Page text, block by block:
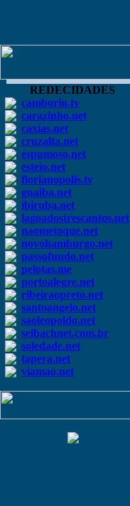
REDECIDADES
camboriu.tv
carazinho.net
caxias.net
cruzalta.net
espumoso.net
esteio.net
florianopolis.tv
guaiba.net
ibiruba.net
lagoadostrescantos.net
naometoque.net
novohamburgo.net
passofundo.net
pelotas.me
portoalegre.net
ribeiraopreto.net
santoangelo.net
saoleopoldo.net
selbachnet.com.br
soledade.net
tapera.net
viamao.net